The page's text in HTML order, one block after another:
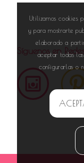
Síguenos en
Utilizamos cookies
y para mostrarte
elaborado a
aceptar todas
configurarlas o